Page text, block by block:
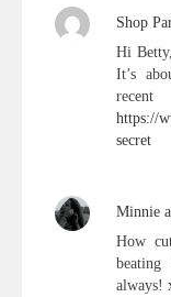
Shop
Hi
It’s
https://
secret
Minnie
How
always!